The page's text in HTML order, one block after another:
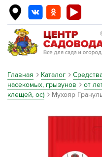
Главная Каталог
насекомых, грызунов
от
клещей, ос)
Мухояр